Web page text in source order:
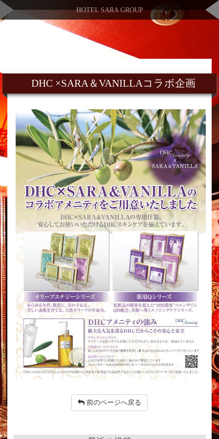
HOTEL SARA GROUP
DHC ×SARA＆VANILLAコラボ企画
前のページへ戻る